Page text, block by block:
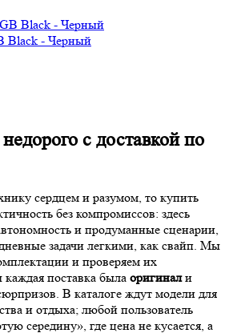
Black - Черный
с доставкой по
сердцем и разумом, то купить
без компромиссов: здесь
и продуманные сценарии,
задачи легкими, как свайп. Мы
и проверяем их
поставка была оригинали
В каталоге ждут модели для
и отдыха; любой пользователь
середину», где цена не кусается, а